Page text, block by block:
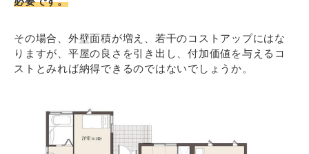
その場合、外壁面積が増え、若干のコストアップにはな
りますが、平屋の良さを引き出し、付加価値を与えるコ
ストとみれば納得できるのではないでしょうか。